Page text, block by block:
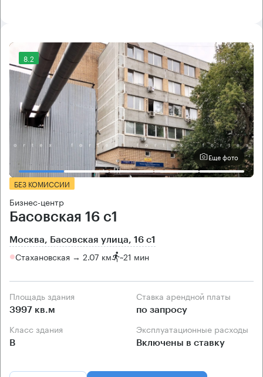
8.2
Еще фото
БЕЗ КОМИССИИ
Бизнес-центр
Басовская 16 с1
Москва, Басовская улица, 16 с1
Стахановская → 2.07 км ~21 мин
Площадь здания
3997 кв.м
Ставка арендной платы
по запросу
Класс здания
B
Эксплуатационные расходы
Включены в ставку